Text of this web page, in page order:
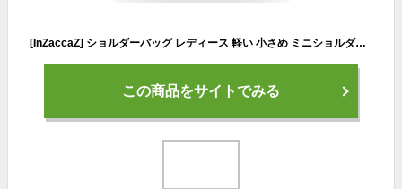
[InZaccaZ] ショルダーバッグ レディース 軽い 小さめ ミニショルダーバッグ ショルダーポーチ 斜めがけ ナイロン ママ バッグ (ブラック)
この商品をサイトでみる